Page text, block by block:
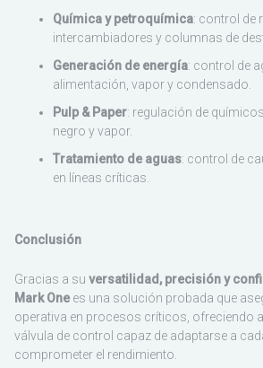
Química y petroquímica: control de
intercambiadores y columnas de
Generación de energía: control de
alimentación, vapor y condensado.
Pulp & Paper: regulación de
negro y vapor.
Tratamiento de aguas: control de
en líneas críticas.
Conclusión
Gracias a su versatilidad, precisión y
Mark One es una solución probada que
operativa en procesos críticos, ofreciendo
válvula de control capaz de adaptarse a
comprometer el rendimiento.